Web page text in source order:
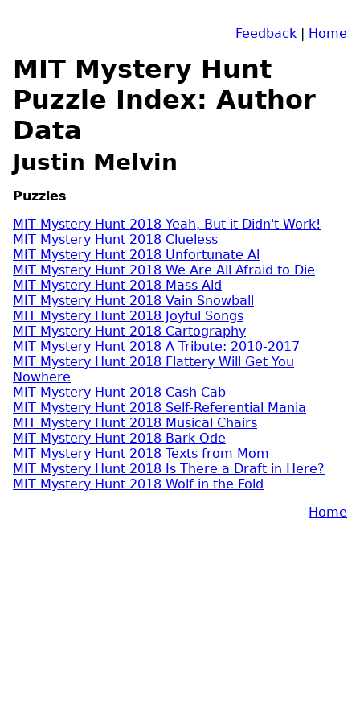
Feedback | Home
MIT Mystery Hunt
Puzzle Index: Author
Data
Justin Melvin
Puzzles
MIT Mystery Hunt 2018 Yeah, But it Didn't Work!
MIT Mystery Hunt 2018 Clueless
MIT Mystery Hunt 2018 Unfortunate Al
MIT Mystery Hunt 2018 We Are All Afraid to Die
MIT Mystery Hunt 2018 Mass Aid
MIT Mystery Hunt 2018 Vain Snowball
MIT Mystery Hunt 2018 Joyful Songs
MIT Mystery Hunt 2018 Cartography
MIT Mystery Hunt 2018 A Tribute: 2010-2017
MIT Mystery Hunt 2018 Flattery Will Get You
Nowhere
MIT Mystery Hunt 2018 Cash Cab
MIT Mystery Hunt 2018 Self-Referential Mania
MIT Mystery Hunt 2018 Musical Chairs
MIT Mystery Hunt 2018 Bark Ode
MIT Mystery Hunt 2018 Texts from Mom
MIT Mystery Hunt 2018 Is There a Draft in Here?
MIT Mystery Hunt 2018 Wolf in the Fold
Home